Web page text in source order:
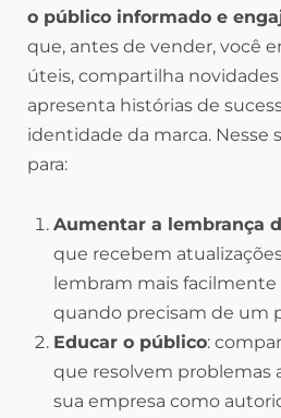
o público informado e
que, antes de vender, você
úteis, compartilha
apresenta histórias de
identidade da marca. Nesse
para:
Aumentar a lembrança
que recebem
lembram mais
quando precisam de um
Educar o público:
que resolvem problemas
sua empresa como